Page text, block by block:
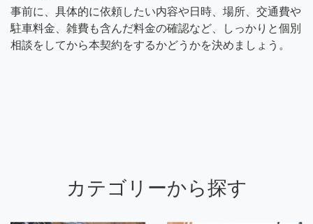
事前に、具体的に依頼したい内容や日時、場所、交通費や
駐車料金、雑費も含んだ料金の確認など、しっかりと個別
相談をしてから本契約をするかどうかを決めましょう。
カテゴリーから探す